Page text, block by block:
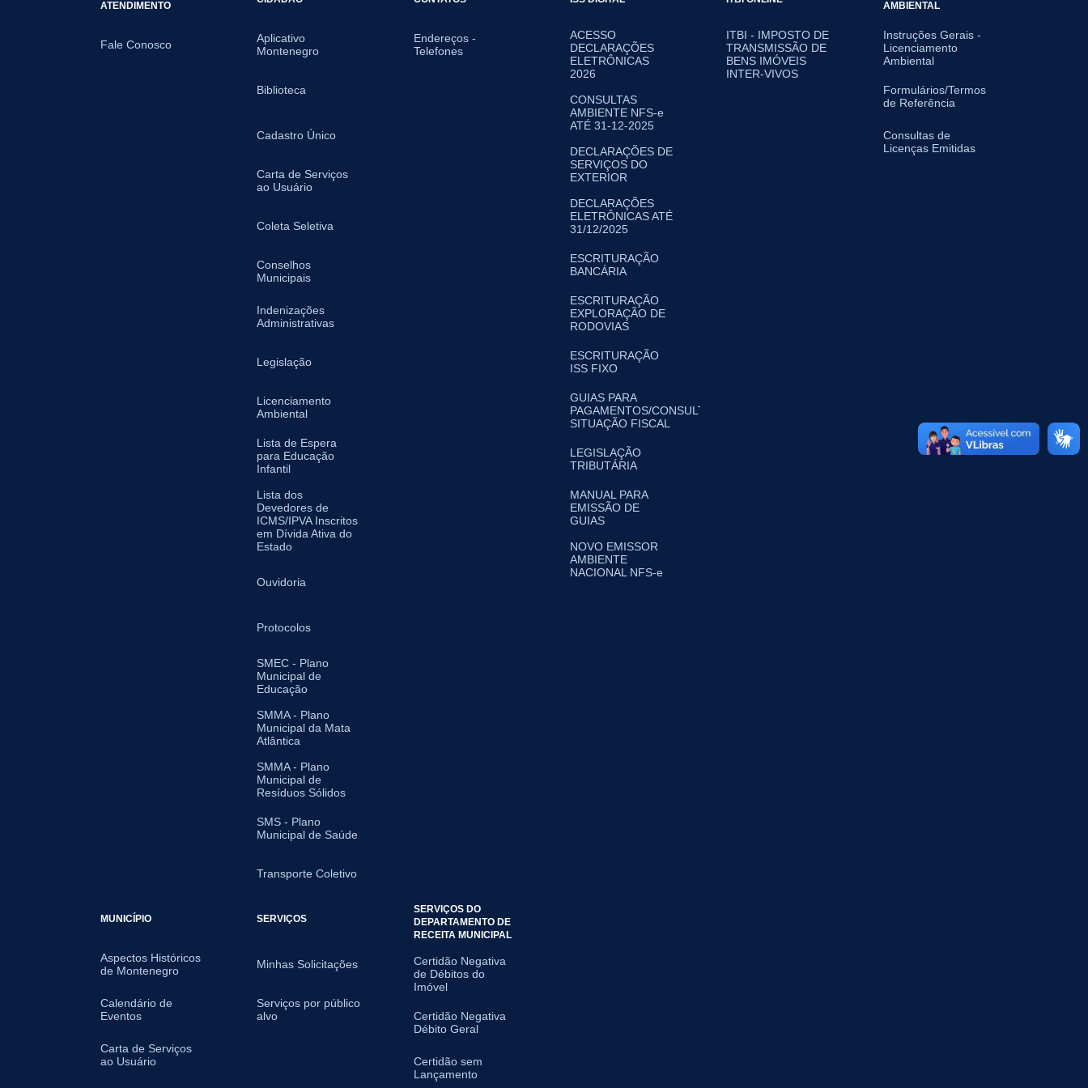
ATENDIMENTO
Fale Conosco
Aplicativo
Montenegro
Biblioteca
Cadastro Único
Carta de Serviços
ao Usuário
Coleta Seletiva
Conselhos
Municipais
Indenizações
Administrativas
Legislação
Licenciamento
Ambiental
Lista de Espera
para Educação
Infantil
Lista dos
Devedores de
ICMS/IPVA Inscritos
em Dívida Ativa do
Estado
Ouvidoria
Protocolos
SMEC - Plano
Municipal de
Educação
SMMA - Plano
Municipal da Mata
Atlântica
SMMA - Plano
Municipal de
Resíduos Sólidos
SMS - Plano
Municipal de Saúde
Transporte Coletivo
Endereços -
Telefones
ACESSO
DECLARAÇÕES
ELETRÔNICAS
2026
CONSULTAS
AMBIENTE NFS-e
ATÉ 31-12-2025
DECLARAÇÕES DE
SERVIÇOS DO
EXTERIOR
DECLARAÇÕES
ELETRÔNICAS ATÉ
31/12/2025
ESCRITURAÇÃO
BANCÁRIA
ESCRITURAÇÃO
EXPLORAÇÃO DE
RODOVIAS
ESCRITURAÇÃO
ISS FIXO
GUIAS PARA
PAGAMENTOS/CONSULTA
SITUAÇÃO FISCAL
LEGISLAÇÃO
TRIBUTÁRIA
MANUAL PARA
EMISSÃO DE
GUIAS
NOVO EMISSOR
AMBIENTE
NACIONAL NFS-e
ITBI - IMPOSTO DE
TRANSMISSÃO DE
BENS IMÓVEIS
INTER-VIVOS
AMBIENTAL
Instruções Gerais -
Licenciamento
Ambiental
Formulários/Termos
de Referência
Consultas de
Licenças Emitidas
MUNICÍPIO
Aspectos Históricos
de Montenegro
Calendário de
Eventos
Carta de Serviços
ao Usuário
SERVIÇOS
Minhas Solicitações
Serviços por público
alvo
SERVIÇOS DO
DEPARTAMENTO DE
RECEITA MUNICIPAL
Certidão Negativa
de Débitos do
Imóvel
Certidão Negativa
Débito Geral
Certidão sem
Lançamento